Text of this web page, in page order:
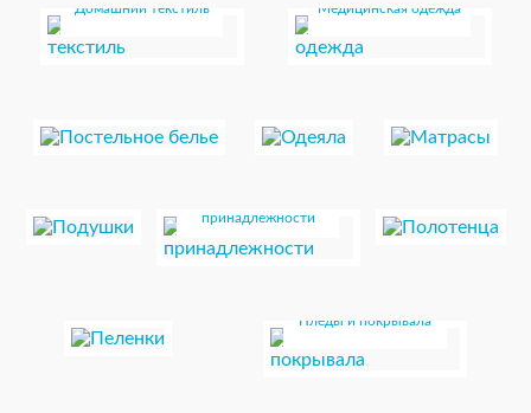
Домашний текстиль Медицинская одежда
принадлежности
Пледы и покрывала